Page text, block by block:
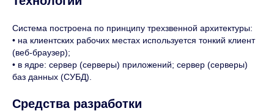
Система построена по принципу трехзвенной архитектуры:
• на клиентских рабочих местах используется тонкий клиент
(веб-браузер);
• в ядре: сервер (серверы) приложений; сервер (серверы)
баз данных (СУБД).
Средства разработки